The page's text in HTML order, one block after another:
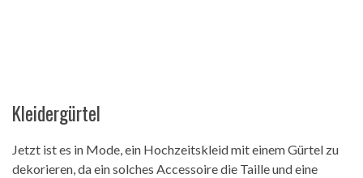
Kleidergürtel
Jetzt ist es in Mode, ein Hochzeitskleid mit einem Gürtel zu
dekorieren, da ein solches Accessoire die Taille und eine